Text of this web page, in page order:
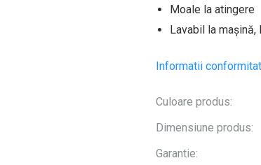
Moale la atingere
Lavabil la mașină,
Informatii
Culoare produs:
Dimensiune produs:
Garantie: